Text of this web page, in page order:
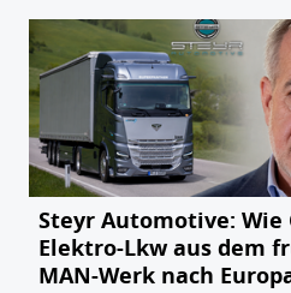
Steyr Automotive: Wie
Elektro-Lkw aus dem
MAN-Werk nach